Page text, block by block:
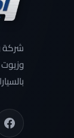
شركة
وزيوت